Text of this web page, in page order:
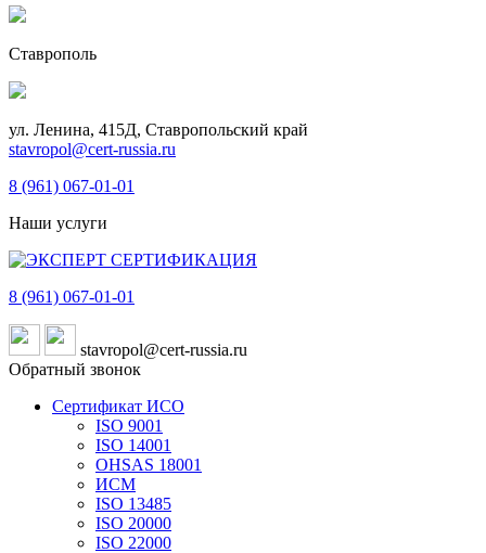
Ставрополь
ул. Ленина, 415Д, Ставропольский край
stavropol@cert-russia.ru
8 (961) 067-01-01
Наши услуги
8 (961) 067-01-01
stavropol@cert-russia.ru
Обратный звонок
Сертификат ИСО
ISO 9001
ISO 14001
OHSAS 18001
ИСМ
ISO 13485
ISO 20000
ISO 22000